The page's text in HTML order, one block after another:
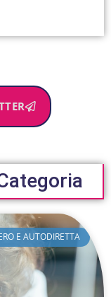
E AUTODIRETTA